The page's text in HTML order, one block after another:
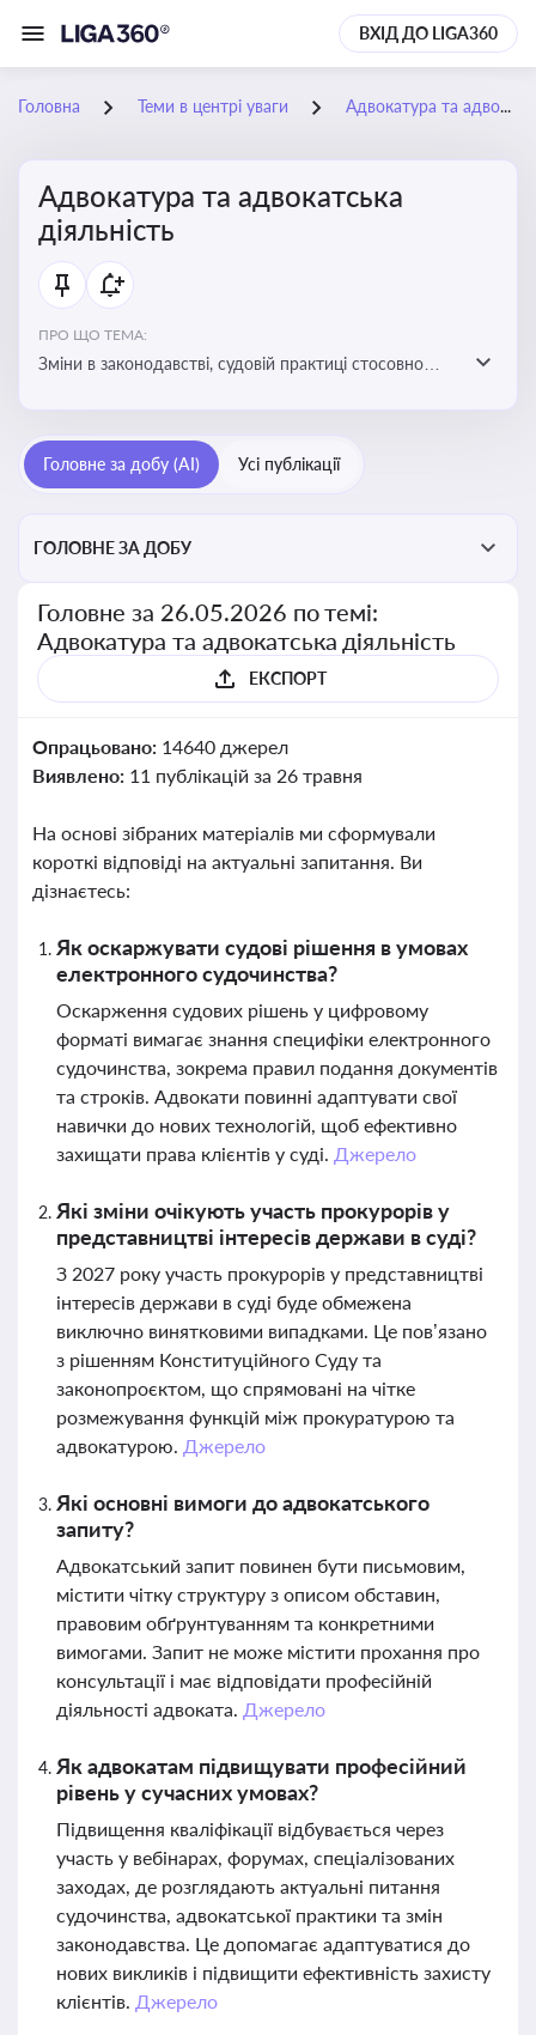
ВХІД ДО LIGA360
Головна Теми в центрі уваги Адвокатура та адвокатська діяльність
Адвокатура та адвокатська
діяльність
ПРО ЩО ТЕМА:
Зміни в законодавстві, судовій практиці стосовно
Головне за добу (AI) Усі публікації
ГОЛОВНЕ ЗА ДОБУ
Головне за 26.05.2026 по темі:
Адвокатура та адвокатська діяльність
ЕКСПОРТ
Опрацьовано: 14640 джерел
Виявлено: 11 публікацій за 26 травня
На основі зібраних матеріалів ми сформували
короткі відповіді на актуальні запитання. Ви
дізнаєтесь:
Як оскаржувати судові рішення в умовах
електронного судочинства?
Оскарження судових рішень у цифровому
форматі вимагає знання специфіки електронного
судочинства, зокрема правил подання документів
та строків. Адвокати повинні адаптувати свої
навички до нових технологій, щоб ефективно
захищати права клієнтів у суді. Джерело
Які зміни очікують участь прокурорів у
представництві інтересів держави в суді?
З 2027 року участь прокурорів у представництві
інтересів держави в суді буде обмежена
виключно винятковими випадками. Це пов’язано
з рішенням Конституційного Суду та
законопроєктом, що спрямовані на чітке
розмежування функцій між прокуратурою та
адвокатурою. Джерело
Які основні вимоги до адвокатського
запиту?
Адвокатський запит повинен бути письмовим,
містити чітку структуру з описом обставин,
правовим обґрунтуванням та конкретними
вимогами. Запит не може містити прохання про
консультації і має відповідати професійній
діяльності адвоката. Джерело
Як адвокатам підвищувати професійний
рівень у сучасних умовах?
Підвищення кваліфікації відбувається через
участь у вебінарах, форумах, спеціалізованих
заходах, де розглядають актуальні питання
судочинства, адвокатської практики та змін
законодавства. Це допомагає адаптуватися до
нових викликів і підвищити ефективність захисту
клієнтів. Джерело